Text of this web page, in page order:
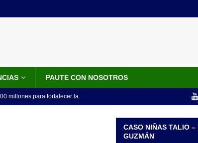
PAUTE CON NOSOTROS
millones para fortalecer la
orden”: así fue el primer
CASO NIÑAS TALIO –
GUZMÁN